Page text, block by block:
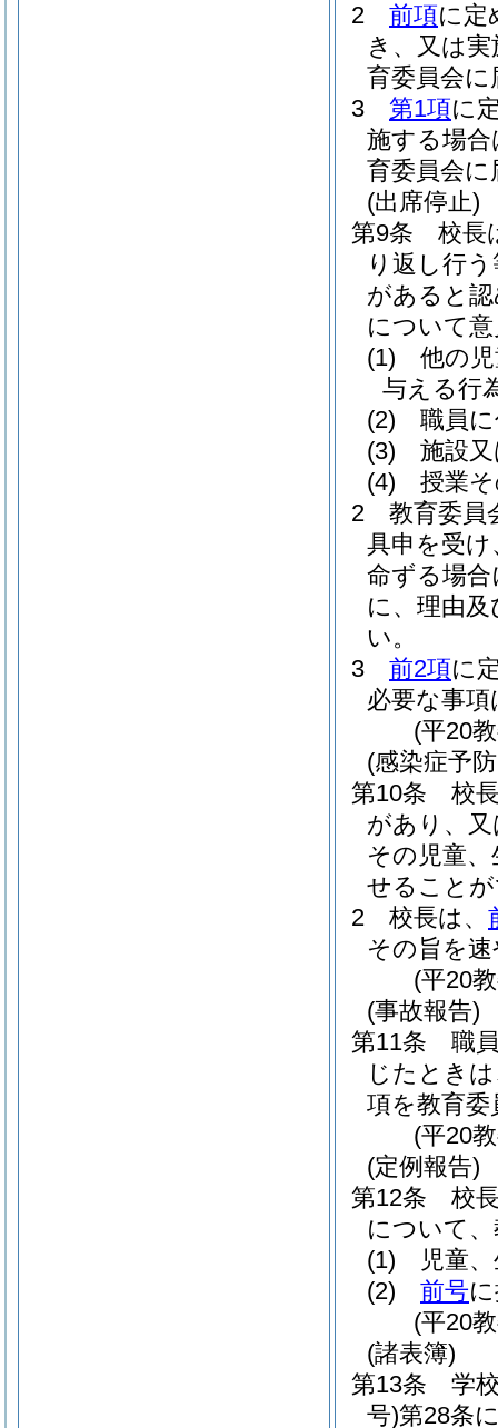
2
前項に定
き、又は
育委員会
3
第1項に
施する場
育委員会
(出席停止)
第9条
校長
り返し行
があると
について
(1)
他の
与える行
(2)
職員
(3)
施設
(4)
授業
2
教育委員
具申を受
命ずる場
に、理由
い。
3
前2項に
必要な事
(平20
(感染症予
第10条
校
があり、
その児童
せること
2
校長は、
その旨を
(平20
(事故報告)
第11条
職
じたとき
項を教育
(平20
(定例報告)
第12条
校
について
(1)
児童
(2)
前号
(平20
(諸表簿)
第13条
学
号)第28条